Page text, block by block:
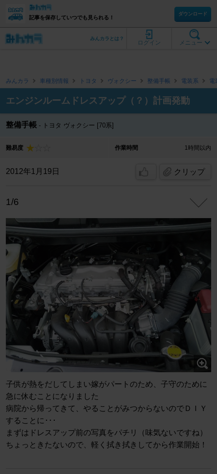
記事を保存していつでも見られる！
ダウンロード
メニュー
ログイン
みんカラとは？
みんカラ 車種別情報 トヨタ ヴォクシー 整備手帳 電装系 電
エンジンルームドレスアップ（？）計画発動
整備手帳 トヨタ ヴォクシー [70系]
難易度 作業時間 1時間以内
2012年1月19日 クリップ
1/6
子供が熱をだしてしまい嫁がパートのため、子守のために
急に休むことになりました
病院から帰ってきて、やることがみつからないのでＤＩＹ
することに･･･
まずはドレスアップ前の写真をパチリ（味気ないですね）
ちょっときたないので、軽く拭き拭きしてから作業開始！